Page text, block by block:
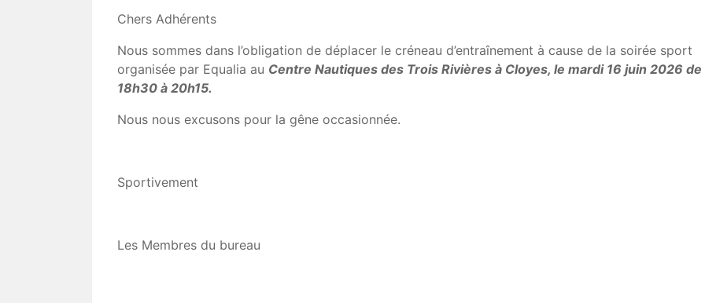
Chers Adhérents
Nous sommes dans l’obligation de déplacer le créneau d’entraînement à cause de la soirée sport
organisée par Equalia au Centre Nautiques des Trois Rivières à Cloyes, le mardi 16 juin 2026 de
18h30 à 20h15.
Nous nous excusons pour la gêne occasionnée.
Sportivement
Les Membres du bureau